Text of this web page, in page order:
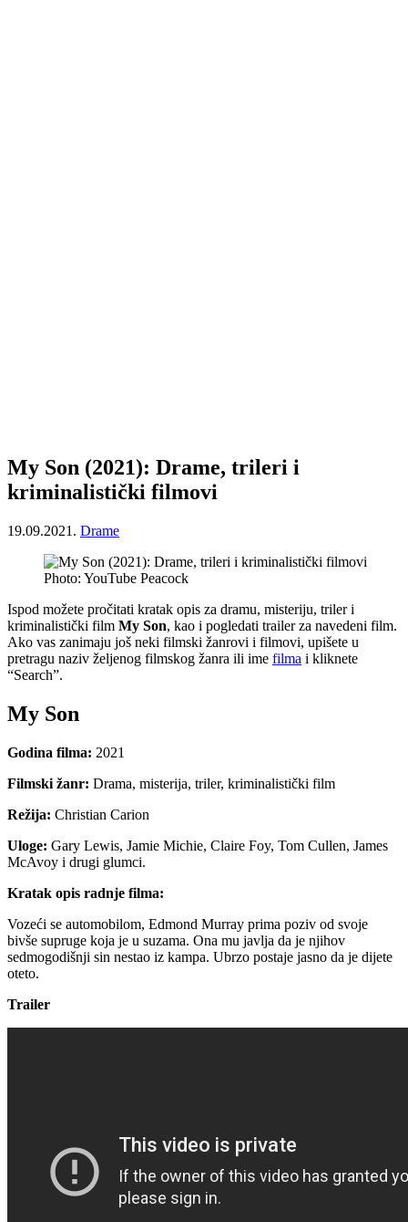
My Son (2021): Drame, trileri i
kriminalistički filmovi
19.09.2021. Drame
Photo: YouTube Peacock
Ispod možete pročitati kratak opis za dramu, misteriju, triler i
kriminalistički film My Son, kao i pogledati trailer za navedeni film.
Ako vas zanimaju još neki filmski žanrovi i filmovi, upišete u
pretragu naziv željenog filmskog žanra ili ime filma i kliknete
“Search”.
My Son
Godina filma: 2021
Filmski žanr: Drama, misterija, triler, kriminalistički film
Režija: Christian Carion
Uloge: Gary Lewis, Jamie Michie, Claire Foy, Tom Cullen, James
McAvoy i drugi glumci.
Kratak opis radnje filma:
Vozeći se automobilom, Edmond Murray prima poziv od svoje
bivše supruge koja je u suzama. Ona mu javlja da je njihov
sedmogodišnji sin nestao iz kampa. Ubrzo postaje jasno da je dijete
oteto.
Trailer